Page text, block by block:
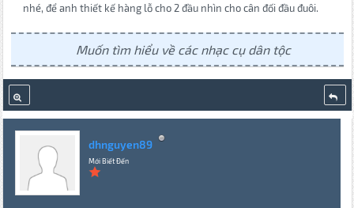
nhé, để anh thiết kế hàng lỗ cho 2 đầu nhìn cho cân đối đầu đuôi.
Muốn tìm hiểu về các nhạc cụ dân tộc
dhnguyen89
Mới Biết Đến